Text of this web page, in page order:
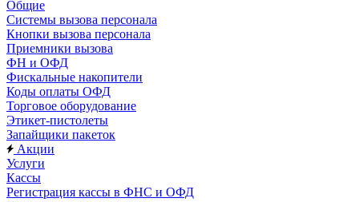
Общие
Системы вызова персонала
Кнопки вызова персонала
Приемники вызова
ФН и ОФД
Фискальные накопители
Коды оплаты ОФД
Торговое оборудование
Этикет-пистолеты
Запайщики пакеток
Акции
Услуги
Кассы
Регистрация кассы в ФНС и ОФД